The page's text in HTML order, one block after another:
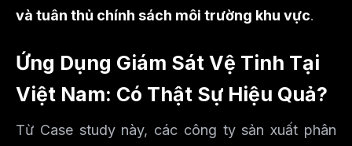
và tuân thủ chính sách môi trường khu vực.
Ứng Dụng Giám Sát Vệ Tinh Tại
Việt Nam: Có Thật Sự Hiệu Quả?
Từ Case study này, các công ty sản xuất phân